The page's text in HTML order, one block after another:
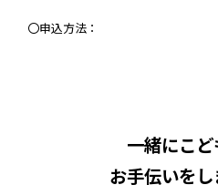
〇申込方法：
一緒にこ
お手伝いをし